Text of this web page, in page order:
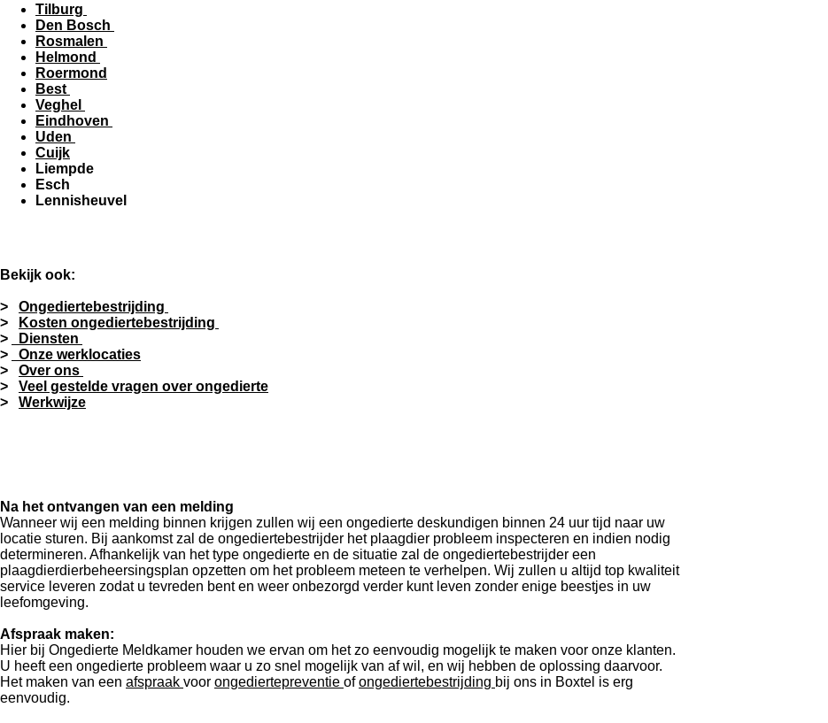
Tilburg
Den Bosch
Rosmalen
Helmond
Roermond
Best
Veghel
Eindhoven
Uden
Cuijk
Liempde
Esch
Lennisheuvel
Bekijk ook:
> Ongediertebestrijding
>
Kosten ongediertebestrijding
>
Diensten
>
Onze werklocaties
> Over ons
> Veel gestelde vragen over ongedierte
> Werkwijze
Na het ontvangen van een melding
Wanneer wij een melding binnen krijgen zullen wij een ongedierte deskundigen binnen 24 uur tijd naar uw
locatie sturen. Bij aankomst zal de ongediertebestrijder het plaagdier probleem inspecteren en indien nodig
determineren. Afhankelijk van het type ongedierte en de situatie zal de ongediertebestrijder een
plaagdierdierbeheersingsplan opzetten om het probleem meteen te verhelpen. Wij zullen u altijd top kwaliteit
service leveren zodat u tevreden bent en weer onbezorgd verder kunt leven zonder enige beestjes in uw
leefomgeving.
Afspraak maken:
Hier bij Ongedierte Meldkamer houden we ervan om het zo eenvoudig mogelijk te maken voor onze klanten.
U heeft een ongedierte probleem waar u zo snel mogelijk van af wil, en wij hebben de oplossing daarvoor.
Het maken van een afspraak voor ongediertepreventie ofongediertebestrijding bij ons in Boxtel is erg
eenvoudig.